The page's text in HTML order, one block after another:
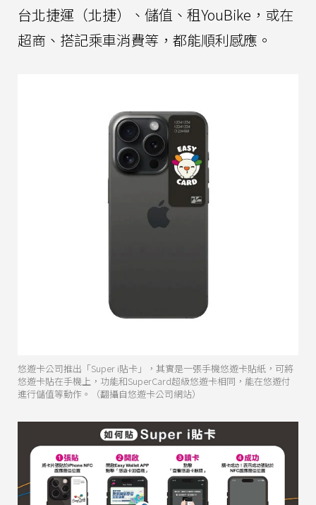
台北捷運（北捷）、儲值、租YouBike，或在
超商、搭記乘車消費等，都能順利感應。
悠遊卡公司推出「Super i貼卡」，其實是一張手機悠遊卡貼紙，可將
悠遊卡貼在手機上，功能和SuperCard超級悠遊卡相同，能在悠遊付
進行儲值等動作。（翻攝自悠遊卡公司網站）